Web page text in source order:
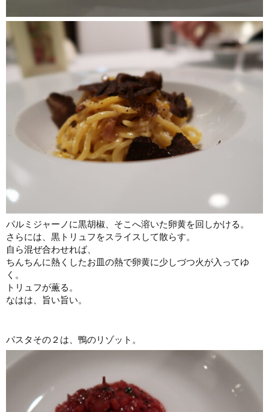
パルミジャーノに黒胡椒、そこへ溶いた卵黄を回しかける。
さらには、黒トリュフをスライスして散らす。
自ら混ぜ合わせれば、
ちんちんに熱くしたお皿の熱で卵黄に少しづつ火が入ってゆ
く。
トリュフが薫る。
なはは、旨い旨い。
パスタその２は、鴨のリゾット。